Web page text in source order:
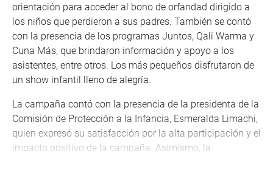
orientación para acceder al bono de orfandad dirigido a
los niños que perdieron a sus padres. También se contó
con la presencia de los programas Juntos, Qali Warma y
Cuna Más, que brindaron información y apoyo a los
asistentes, entre otros. Los más pequeños disfrutaron de
un show infantil lleno de alegría.
La campaña contó con la presencia de la presidenta de la
Comisión de Protección a la Infancia, Esmeralda Limachi,
quien expresó su satisfacción por la alta participación y el
impacto positivo de la campaña. Asimismo, la